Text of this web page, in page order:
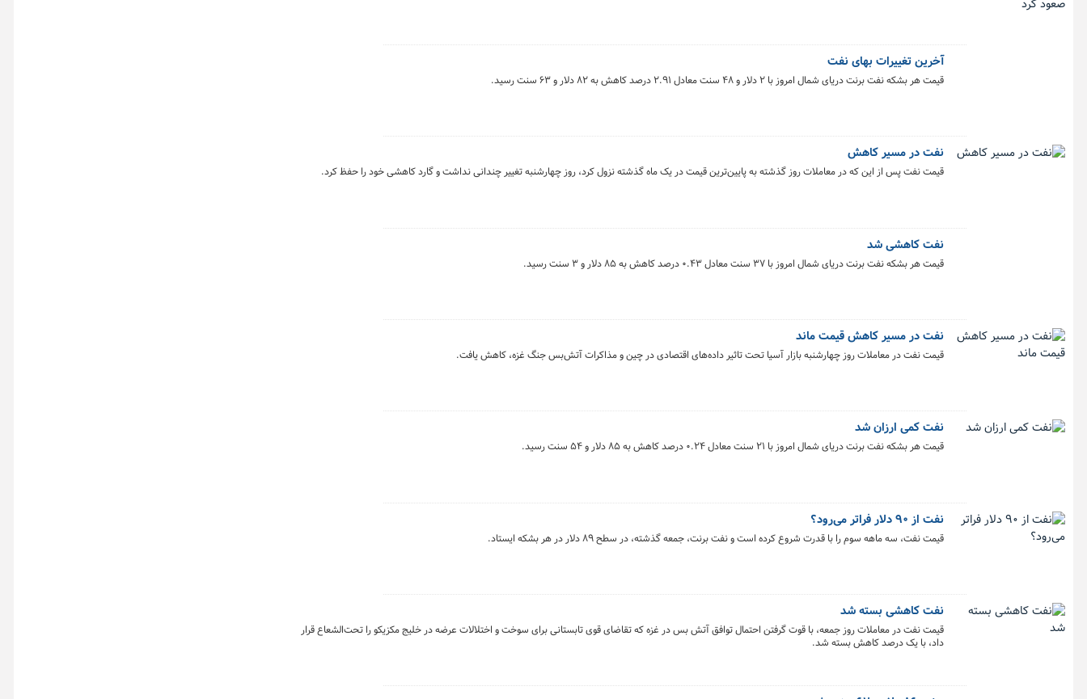
آخرین تغییرات بهای نفت
قیمت هر بشکه نفت برنت دریای شمال امروز با ۲ دلار و ۴۸ سنت معادل ۲.۹۱ درصد کاهش به ۸۲ دلار و ۶۳ سنت رسید.
نفت در مسیر کاهش
قیمت نفت پس از این که در معاملات روز گذشته به پایین‌ترین قیمت در یک ماه گذشته نزول کرد، روز چهارشنبه تغییر چندانی نداشت و گارد کاهشی خود را حفظ کرد.
نفت کاهشی شد
قیمت هر بشکه نفت برنت دریای شمال امروز با ۳۷ سنت معادل ۰.۴۳ درصد کاهش به ۸۵ دلار و ۳ سنت رسید.
نفت در مسیر کاهش قیمت ماند
قیمت نفت در معاملات روز چهارشنبه بازار آسیا تحت تاثیر داده‌های اقتصادی در چین و مذاکرات آتش‌بس جنگ غزه، کاهش یافت.
نفت کمی ارزان شد
قیمت هر بشکه نفت برنت دریای شمال امروز با ۲۱ سنت معادل ۰.۲۴ درصد کاهش به ۸۵ دلار و ۵۴ سنت رسید.
نفت از ۹۰ دلار فراتر می‌رود؟
قیمت نفت، سه ماهه سوم را با قدرت شروع کرده است و نفت برنت، جمعه گذشته، در سطح ۸۹ دلار در هر بشکه ایستاد.
نفت کاهشی بسته شد
قیمت نفت در معاملات روز جمعه، با قوت گرفتن احتمال توافق آتش بس در غزه که تقاضای قوی تابستانی برای سوخت و اختلالات عرضه در خلیج مکزیکو را تحت‌الشعاع قرار
داد، با یک درصد کاهش بسته شد.